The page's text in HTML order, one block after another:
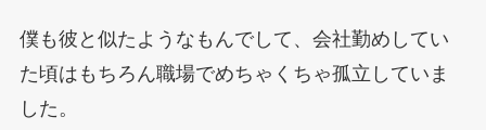
僕も彼と似たようなもんでして、会社勤めしてい
た頃はもちろん職場でめちゃくちゃ孤立していま
した。